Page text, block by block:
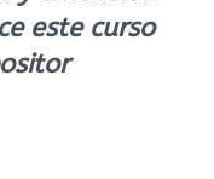
este curso